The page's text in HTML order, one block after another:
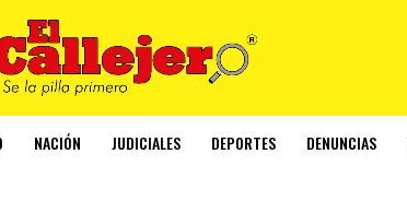
NACIÓN JUDICIALES DEPORTES DENUNCIAS